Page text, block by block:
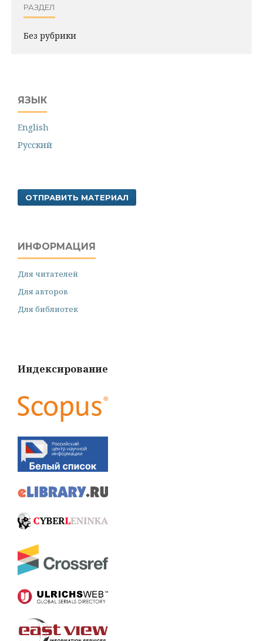
РАЗДЕЛ
Без рубрики
ЯЗЫК
English
Русский
ОТПРАВИТЬ МАТЕРИАЛ
ИНФОРМАЦИЯ
Для читателей
Для авторов
Для библиотек
Индексирование